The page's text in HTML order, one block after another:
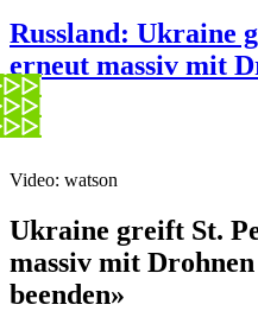
Russland: Ukraine
erneut massiv mit
Video: watson
Ukraine greift St.
massiv mit
beenden»